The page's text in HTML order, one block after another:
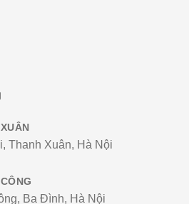
Thanh Xuân, Hà Nội
Ba Đình, Hà Nội